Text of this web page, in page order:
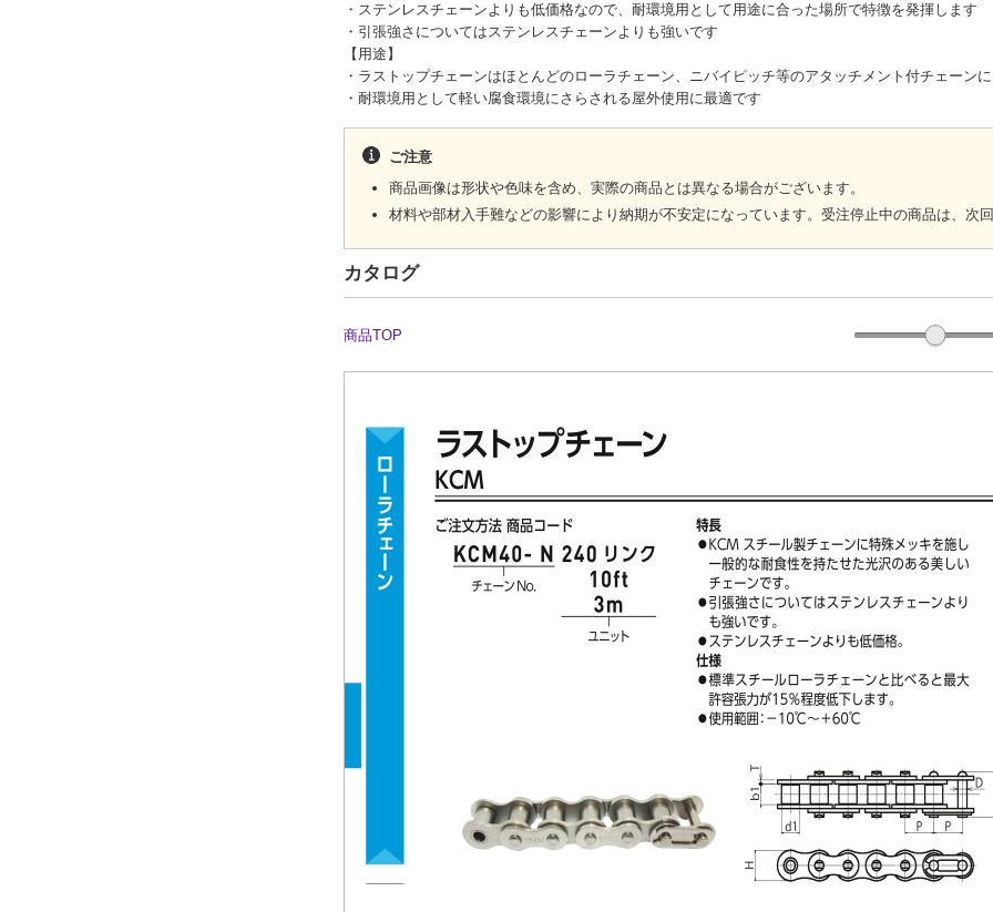
・ステンレスチェーンよりも低価格なので、耐環境用として用途に合った場所で特徴を発揮します
・引張強さについてはステンレスチェーンよりも強いです
【用途】
・ラストップチェーンはほとんどのローラチェーン、ニバイピッチ等のアタッチメント付チェーン
・耐環境用として軽い腐食環境にさらされる屋外使用に最適です
ご注意
商品画像は形状や色味を含め、実際の商品とは異なる場合がございます。
材料や部材入手難などの影響により納期が不安定になっています。受注停止中の商品は、次
カタログ
商品TOP